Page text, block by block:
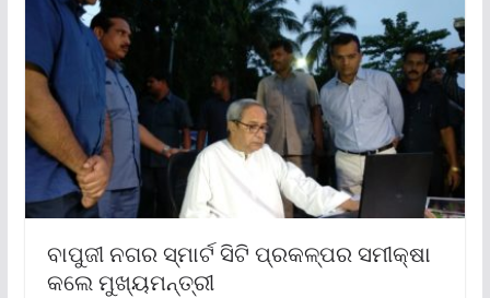
ବାପୁଜୀ ନଗର ସ୍ମାର୍ଟ ସିଟି ପ୍ରକଳ୍ପର ସମୀକ୍ଷା
କଲେ ମୁଖ୍ୟମନ୍ତ୍ରୀ